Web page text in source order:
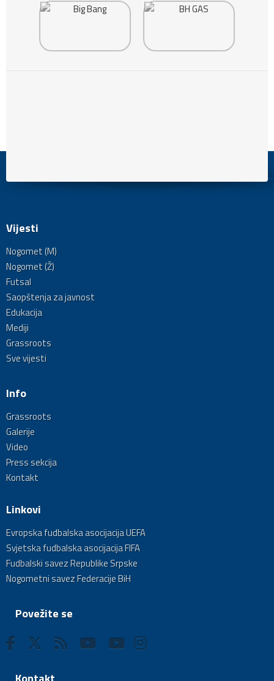
Vijesti
Nogomet (M)
Nogomet (Ž)
Futsal
Saopštenja za javnost
Edukacija
Mediji
Grassroots
Sve vijesti
Info
Grassroots
Galerije
Video
Press sekcija
Kontakt
Linkovi
Evropska fudbalska asocijacija UEFA
Svjetska fudbalska asocijacija FIFA
Fudbalski savez Republike Srpske
Nogometni savez Federacije BiH
Povežite se